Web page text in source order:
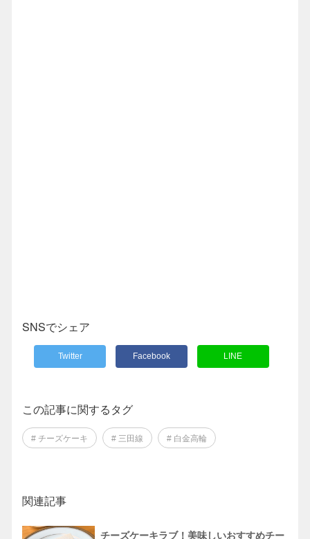
SNSでシェア
Twitter Facebook LINE
この記事に関するタグ
# チーズケーキ # 三田線 # 白金高輪
関連記事
チーズケーキラブ！美味しいおすすめチー